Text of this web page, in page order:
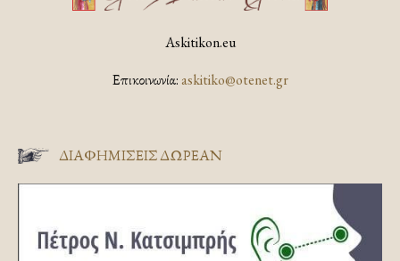
Askitikon.eu
Επικοινωνία:askitiko@otenet.gr
ΔΙΑΦΗΜΊΣΕΙΣ ΔΩΡΕΆΝ